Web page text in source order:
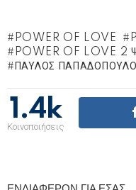
POWER OF LOVE
POWER OF LOVE 2
ΠΑΎΛΟΣ
1.4k
Κοινοποιήσεις